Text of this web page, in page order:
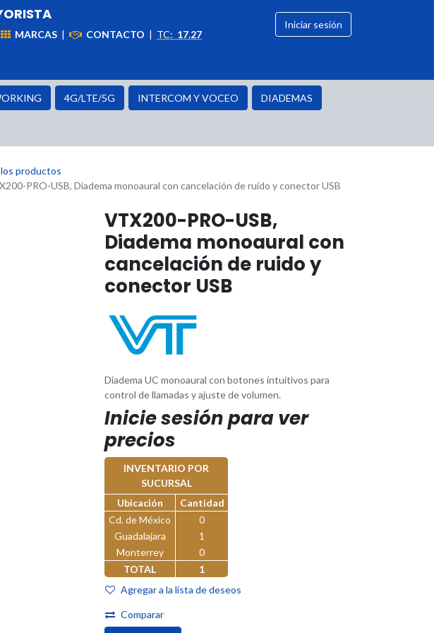
MARCAS | CONTACTO | TC: 17.27
Iniciar sesión
4G/LTE/5G INTERCOM Y VOCEO DIADEMAS
productos
PRO-USB, Diadema monoaural con cancelación de ruido y conector USB
VTX200-PRO-USB,
Diadema monoaural con
cancelación de ruido y
conector USB
Diadema UC monoaural con botones intuitivos para
control de llamadas y ajuste de volumen.
Inicie sesión para ver
precios
INVENTARIO POR
SUCURSAL
Ubicación
Cantidad
Cd. de México
0
Guadalajara
1
Monterrey
0
TOTAL
1
Agregar a la lista de deseos
Comparar